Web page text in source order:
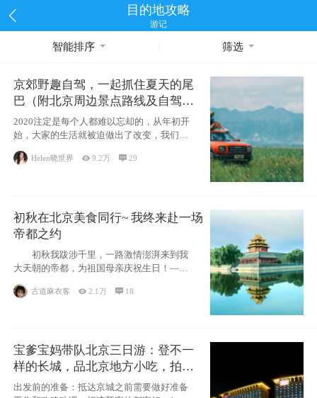
目的地攻略
游记
智能排序 筛选
京郊野趣自驾，一起抓住夏天的尾
巴（附北京周边景点路线及自驾攻
略）
2020注定是每个人都难以忘却的，从年初开
始，大家的生活就被迫做出了改变，我们也
不例外。本来双双辞职是为
Helen晓世界 9.2万 29
初秋在北京美食同行~ 我终来赴一场
帝都之约
初秋我跋涉千里，一路激情澎湃来到我
大天朝的帝都，为祖国母亲庆祝生日！——
古道麻衣客 2.1万  18
宝爹宝妈带队北京三日游：登不一
样的长城，品北京地方小吃，拍盘
古七星夜景！
出发前的准备：抵达京城之前需要做好准备